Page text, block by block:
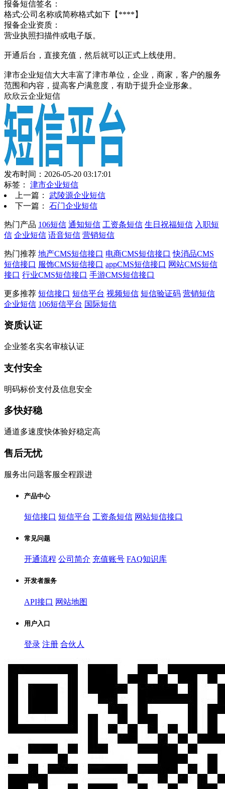
报备短信签名：
格式:公司名称或简称格式如下【****】
报备企业资质：
营业执照扫描件或电子版。
开通后台，直接充值，然后就可以正式上线使用。
津市企业短信大大丰富了津市单位，企业，商家，客户的服务
范围和内容，提高客户满意度，有助于提升企业形象。
欣欣云企业短信
发布时间：2026-05-20 03:17:01
标签： 津市企业短信
上一篇： 武陵源企业短信
下一篇： 石门企业短信
热门产品 106短信 通知短信 工资条短信 生日祝福短信 入职短
信 企业短信 语音短信 营销短信
热门推荐 地产CMS短信接口 电商CMS短信接口 快消品CMS
短信接口 服饰CMS短信接口 appCMS短信接口 网站CMS短信
接口 行业CMS短信接口 手游CMS短信接口
更多推荐 短信接口 短信平台 视频短信 短信验证码 营销短信
企业短信 106短信平台 国际短信
资质认证
企业签名实名审核认证
支付安全
明码标价支付及信息安全
多快好稳
通道多速度快体验好稳定高
售后无忧
服务出问题客服全程跟进
产品中心
短信接口 短信平台 工资条短信 网站短信接口
常见问题
开通流程 公司简介 充值账号 FAQ知识库
开发者服务
API接口 网站地图
用户入口
登录 注册 合伙人